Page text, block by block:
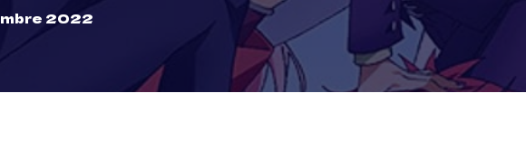
2022